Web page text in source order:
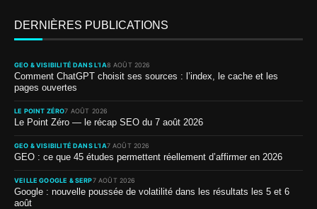
DERNIÈRES PUBLICATIONS
GEO & VISIBILITÉ DANS L’IA8 AOÛT 2026
Comment ChatGPT choisit ses sources : l’index, le cache et les
pages ouvertes
LE POINT ZÉRO7 AOÛT 2026
Le Point Zéro — le récap SEO du 7 août 2026
GEO & VISIBILITÉ DANS L’IA7 AOÛT 2026
GEO : ce que 45 études permettent réellement d’affirmer en 2026
VEILLE GOOGLE & SERP7 AOÛT 2026
Google : nouvelle poussée de volatilité dans les résultats les 5 et 6
août